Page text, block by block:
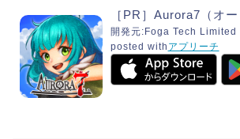
［PR］Aurora7（オー
開発元: Foga Tech Limited
posted with アプリーチ